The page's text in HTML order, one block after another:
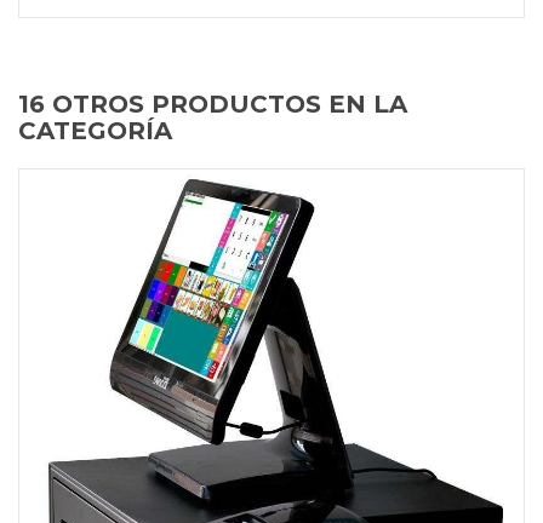
16 OTROS PRODUCTOS EN LA
CATEGORÍA